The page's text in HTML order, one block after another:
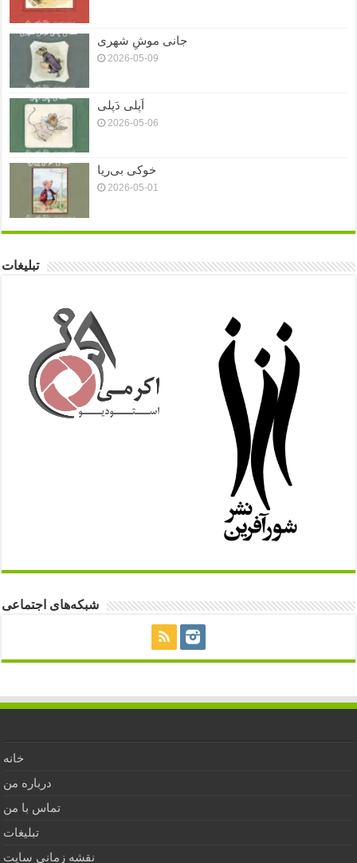
جانی موشِ شهری
2026-05-09
اَپلی دَپلی
2026-05-06
خوکی بی‌ریا
2026-05-01
تبلیغات
شبکه‌های اجتماعی
خانه
درباره من
تماس با من
تبلیغات
نقشه زمانی سایت